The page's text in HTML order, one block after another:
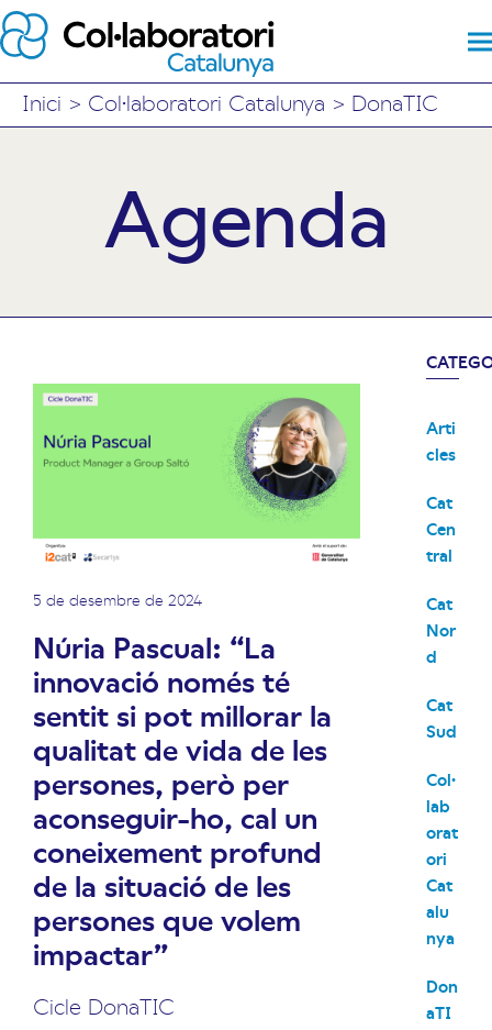
Inici > Col·laboratori Catalunya > DonaTIC
Agenda
5 de desembre de 2024
Núria Pascual: “La
innovació només té
sentit si pot millorar la
qualitat de vida de les
persones, però per
aconseguir-ho, cal un
coneixement profund
de la situació de les
persones que volem
impactar”
Cicle DonaTIC
Arti
cles
Cat
Cen
tral
Cat
Nor
d
Cat
Sud
Col·
lab
orat
ori
Cat
alu
nya
Don
aTI